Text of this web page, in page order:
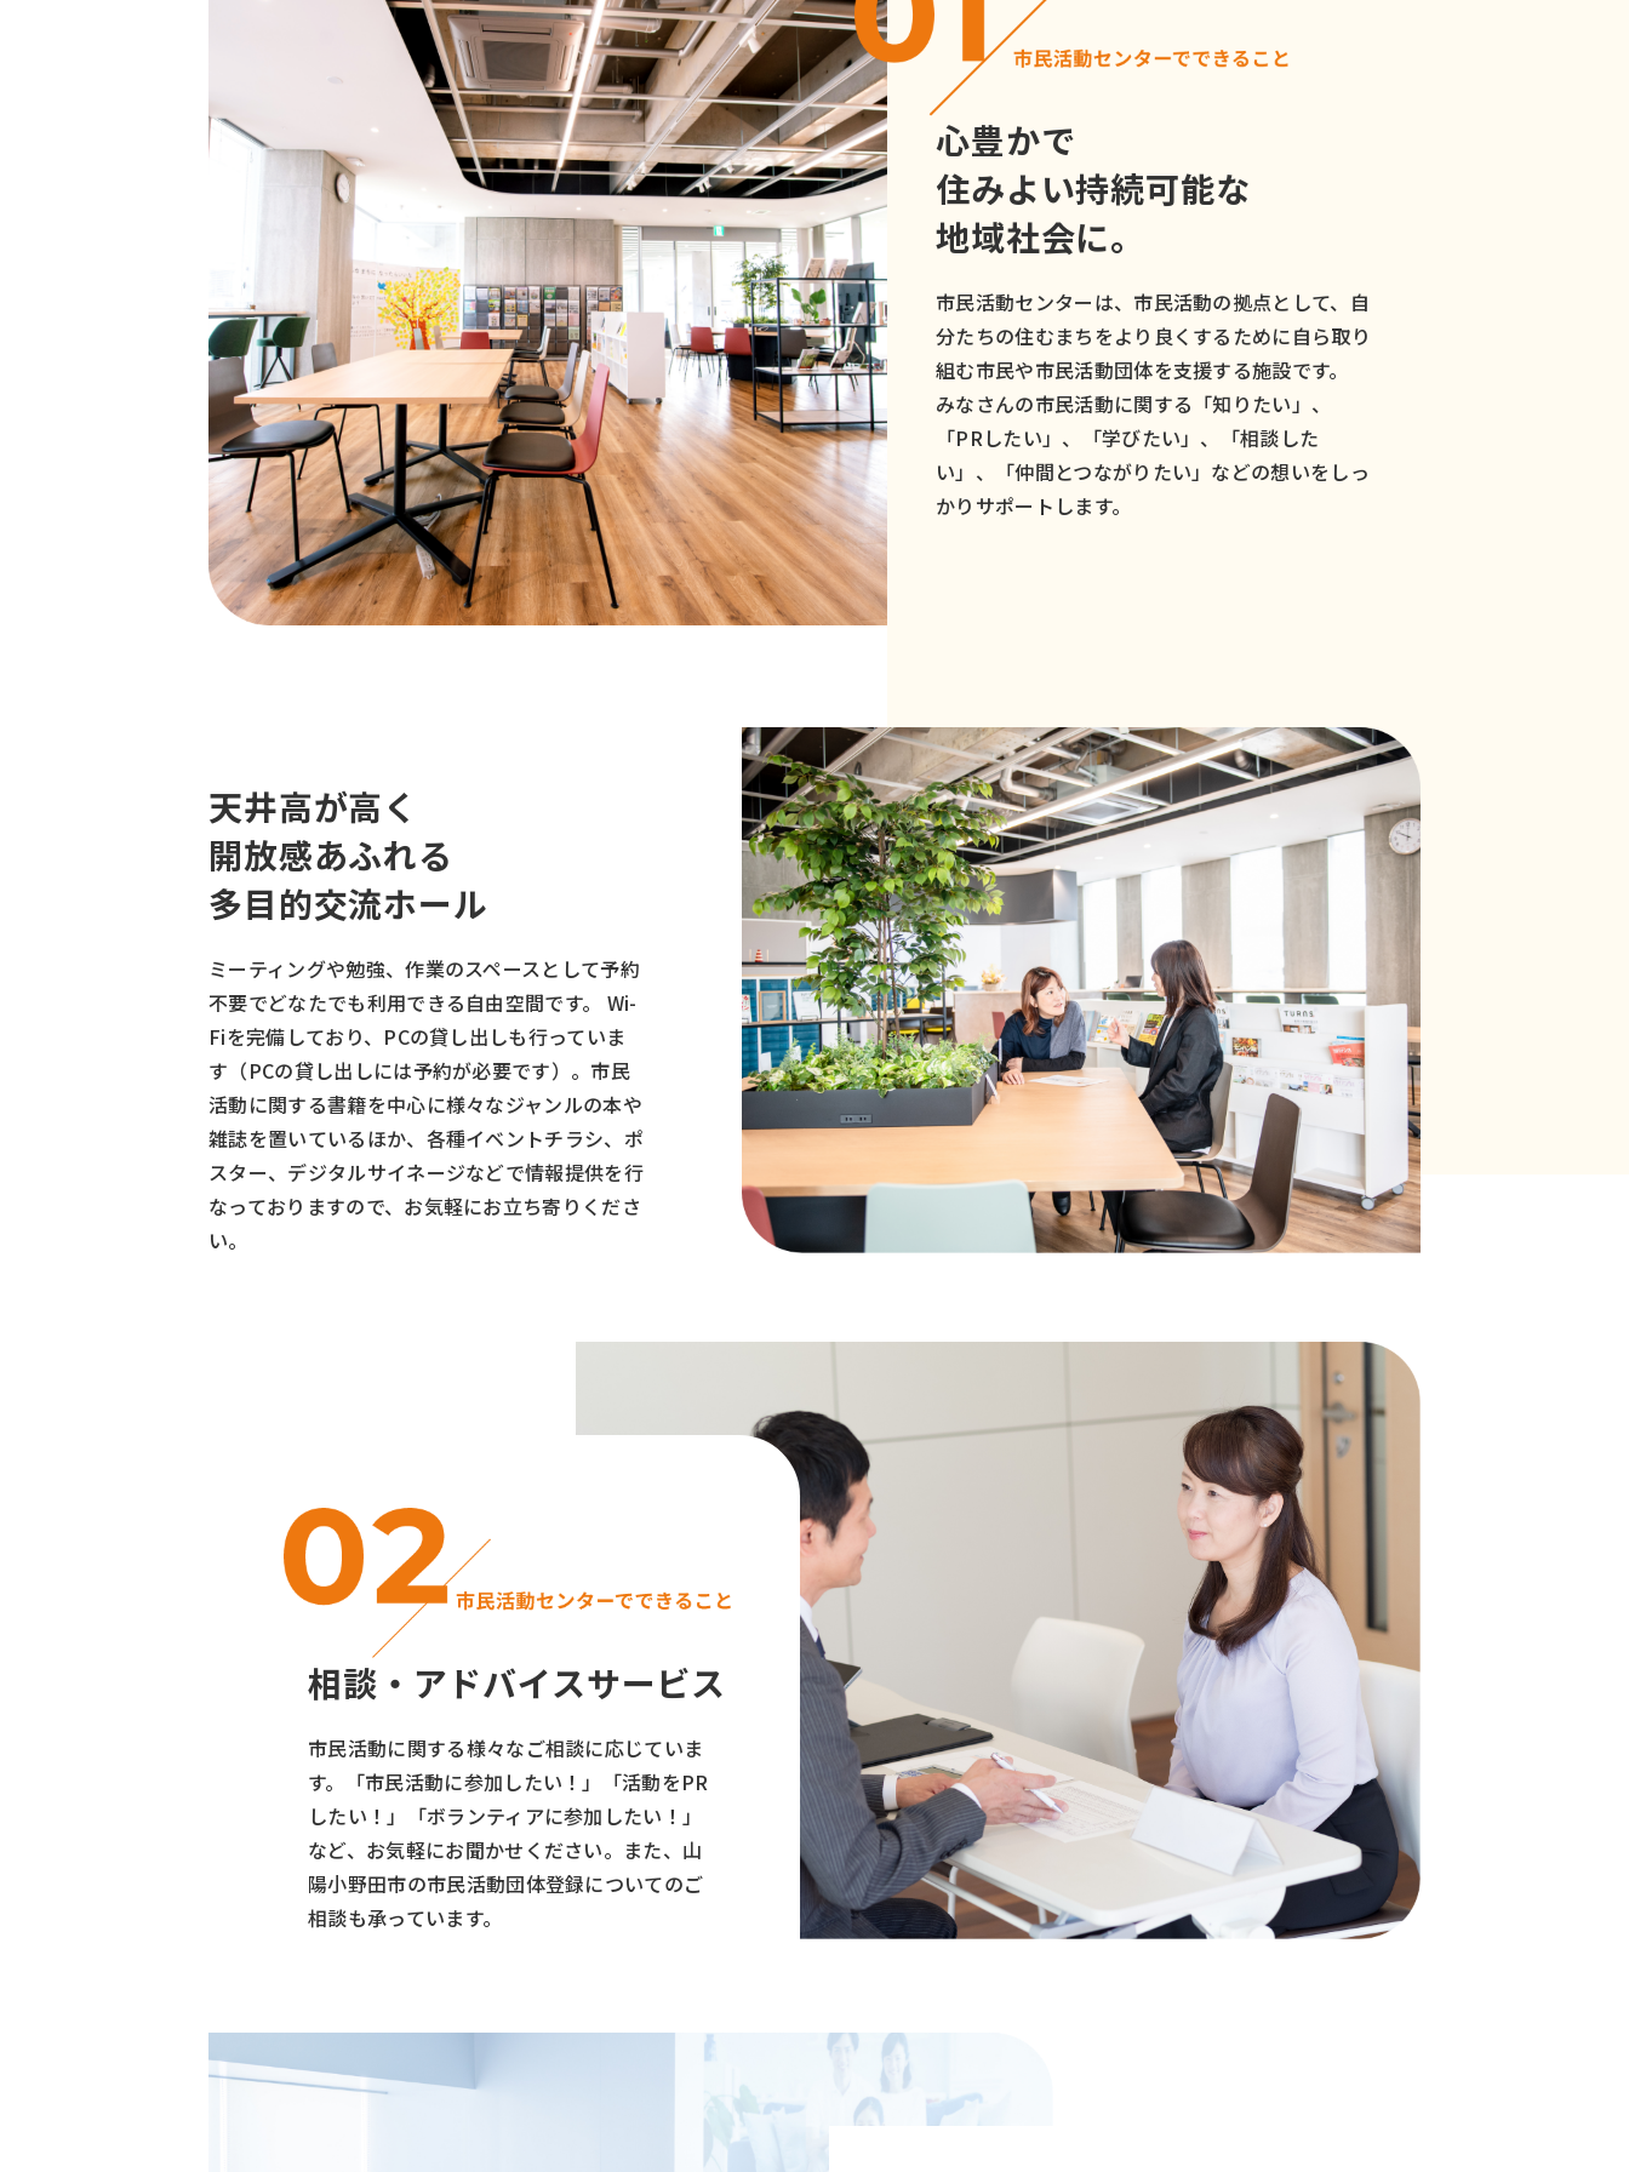
心豊かで
住みよい持続可能な
地域社会に。
市民活動センターは、市民活動の拠点として、自
分たちの住むまちをより良くするために自ら取り
組む市民や市民活動団体を支援する施設です。
みなさんの市民活動に関する「知りたい」、
「PRしたい」、「学びたい」、「相談した
い」、「仲間とつながりたい」などの想いをしっ
かりサポートします。
天井⾼が⾼く
開放感あふれる
多目的交流ホール
ミーティングや勉強、作業のスペースとして予約
不要でどなたでも利用できる自由空間です。 Wi-
Fiを完備しており、PCの貸し出しも行っていま
す（PCの貸し出しには予約が必要です）。市民
活動に関する書籍を中心に様々なジャンルの本や
雑誌を置いているほか、各種イベントチラシ、ポ
スター、デジタルサイネージなどで情報提供を行
なっておりますので、お気軽にお立ち寄りくださ
い。
相談・アドバイスサービス
市民活動に関する様々なご相談に応じていま
す。「市民活動に参加したい！」「活動をPR
したい！」「ボランティアに参加したい！」
など、お気軽にお聞かせください。また、山
陽小野田市の市民活動団体登録についてのご
相談も承っています。